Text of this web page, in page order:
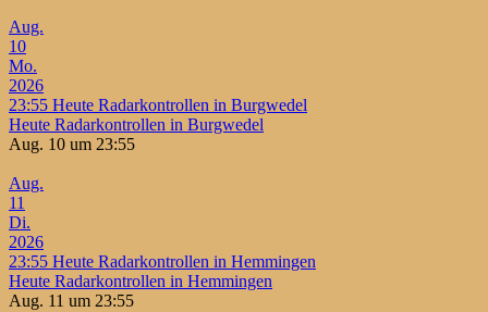
Aug.
10
Mo.
2026
23:55 Heute Radarkontrollen in Burgwedel
Heute Radarkontrollen in Burgwedel
Aug. 10 um 23:55
Aug.
11
Di.
2026
23:55 Heute Radarkontrollen in Hemmingen
Heute Radarkontrollen in Hemmingen
Aug. 11 um 23:55